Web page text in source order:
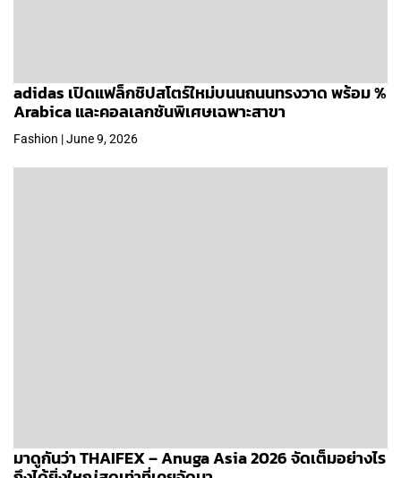
adidas เปิดแฟล็กชิปสโตร์ใหม่บนนถนนทรงวาด พร้อม %
Arabica และคอลเลกชันพิเศษเฉพาะสาขา
Fashion | June 9, 2026
มาดูกันว่า THAIFEX – Anuga Asia 2026 จัดเต็มอย่างไร